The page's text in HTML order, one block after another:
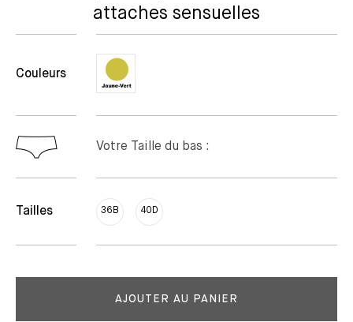
attaches sensuelles
Couleurs
Votre Taille du bas :
Tailles 36B 40D
AJOUTER AU PANIER